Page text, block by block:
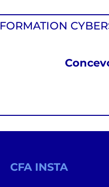
FORMATION
CFA INSTA